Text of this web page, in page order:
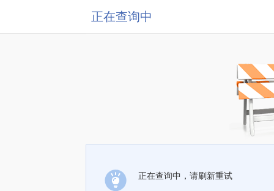
正在查询中
正在查询中，请刷新重试